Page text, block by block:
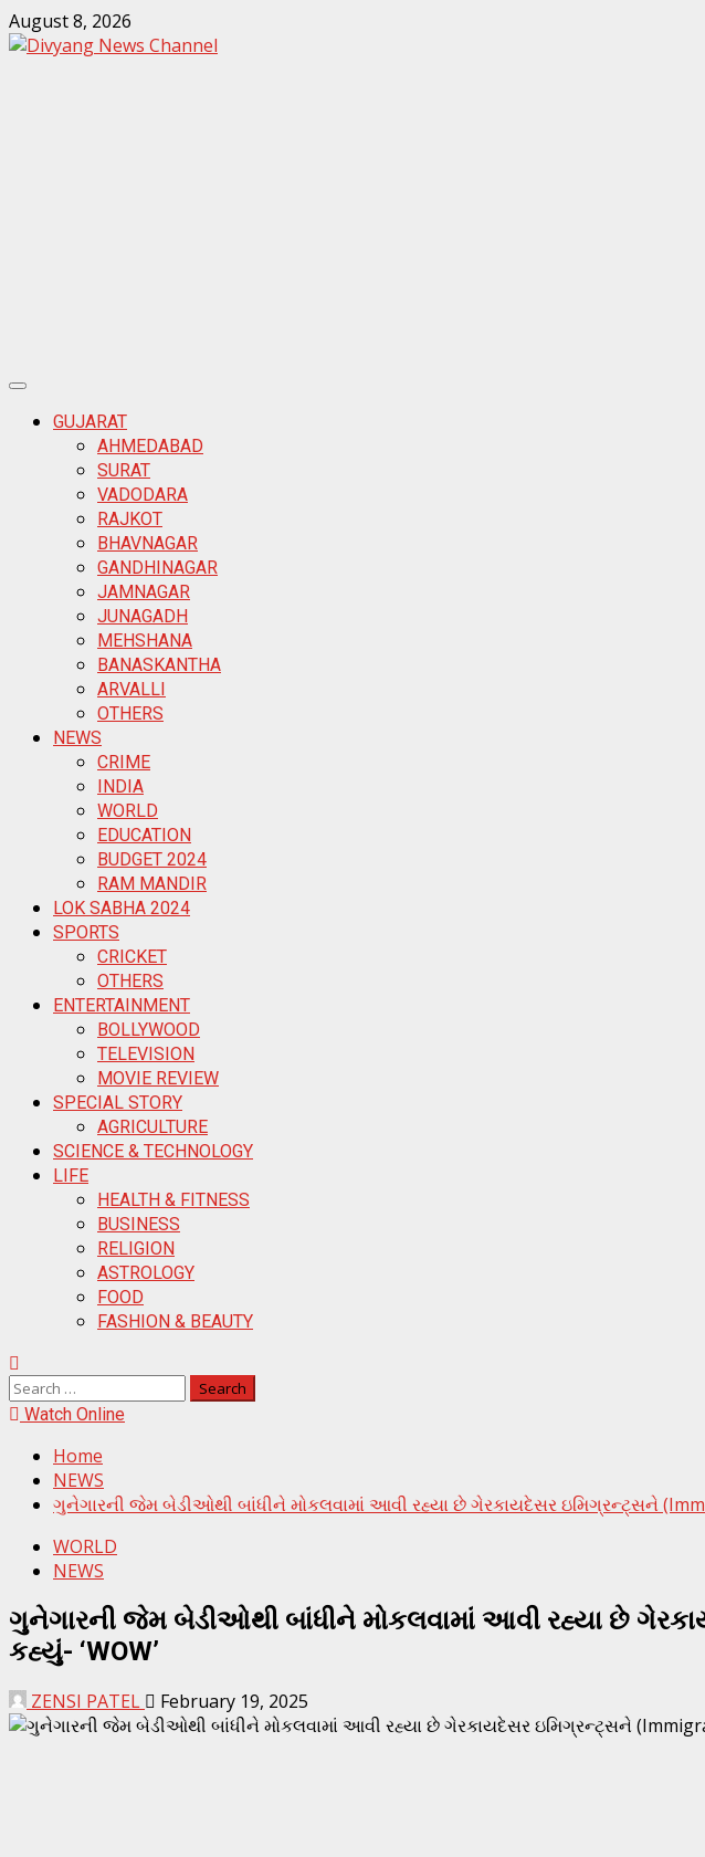
August 8, 2026
GUJARAT
AHMEDABAD
SURAT
VADODARA
RAJKOT
BHAVNAGAR
GANDHINAGAR
JAMNAGAR
JUNAGADH
MEHSHANA
BANASKANTHA
ARVALLI
OTHERS
NEWS
CRIME
INDIA
WORLD
EDUCATION
BUDGET 2024
RAM MANDIR
LOK SABHA 2024
SPORTS
CRICKET
OTHERS
ENTERTAINMENT
BOLLYWOOD
TELEVISION
MOVIE REVIEW
SPECIAL STORY
AGRICULTURE
SCIENCE & TECHNOLOGY
LIFE
HEALTH & FITNESS
BUSINESS
RELIGION
ASTROLOGY
FOOD
FASHION & BEAUTY
Watch Online
Home
NEWS
ગુનેગારની જેમ બેડીઓથી બાંધીને મોકલવામાં આવી રહ્યા છે ગેરકાયદેસર ઇમિગ્રન્ટ્સને
WORLD
NEWS
ગુનેગારની જેમ બેડીઓથી બાંધીને મોકલવામાં આવી રહ્યા છે
કહ્યું- ‘WOW’
ZENSI PATEL February 19, 2025